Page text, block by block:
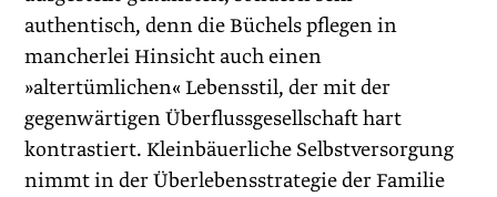
authentisch, denn die Büchels pflegen in
mancherlei Hinsicht auch einen
»altertümlichen« Lebensstil, der mit der
gegenwärtigen Überflussgesellschaft hart
kontrastiert. Kleinbäuerliche Selbstversorgung
nimmt in der Überlebensstrategie der Familie